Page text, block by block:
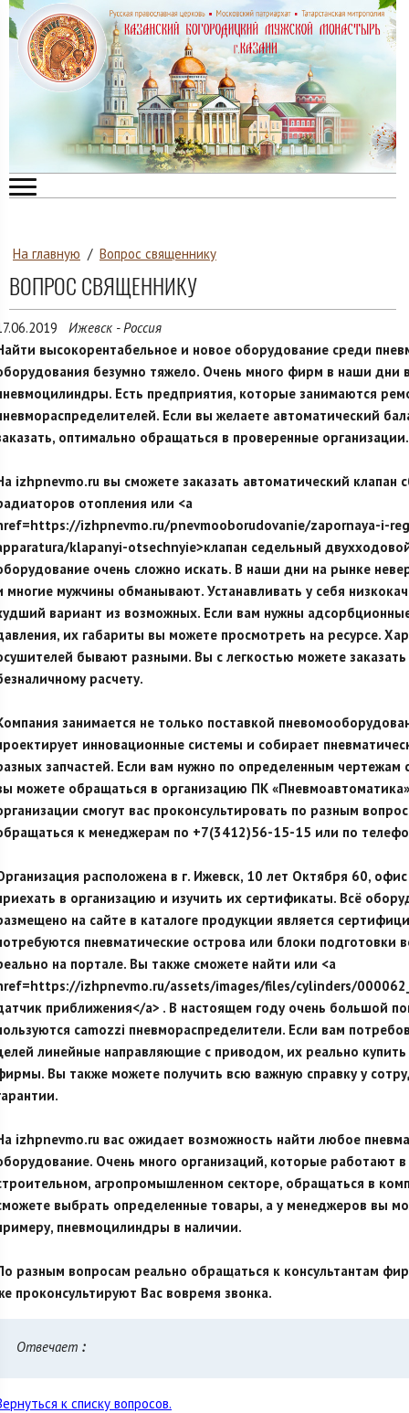
На главную / Вопрос священнику
ВОПРОС СВЯЩЕННИКУ
Ижевск - Россия
высокорентабельное и новое оборудование среди
безумно тяжело. Очень много фирм в наши дни
Есть предприятия, которые занимаются
Если вы желаете автоматический
оптимально обращаться в проверенные организации.
izhpnevmo.ru вы сможете заказать автоматический клапан
отопления или <a
izhpnevmo.ru/pnevmooborudovanie/zapornaya-i-
klapanyi-otsechnyie>клапан седельный
очень сложно искать. В наши дни на рынке
многие мужчины обманывают. Устанавливать у себя
вариант из возможных. Если вам нужны
их габариты вы можете просмотреть на ресурсе.
бывают разными. Вы с легкостью можете
расчету.
занимается не только поставкой
инновационные системы и собирает
запчастей. Если вам нужно по определенным чертежам
можете обращаться в организацию ПК
смогут вас проконсультировать по разным
к менеджерам по +7(3412)56-15-15 или по
расположена в г. Ижевск, 10 лет Октября 60,
в организацию и изучить их сертификаты. Всё
на сайте в каталоге продукции является
пневматические острова или блоки подготовки
на портале. Вы также сможете найти или <a
izhpnevmo.ru/assets/images/files/cylinders/
приближения</a> . В настоящем году очень большой
camozzi пневмораспределители. Если вам
линейные направляющие с приводом, их реально
Вы также можете получить всю важную справку у
izhpnevmo.ru вас ожидает возможность найти любое
Очень много организаций, которые работают
агропромышленном секторе, обращаться в
выбрать определенные товары, а у менеджеров вы
пневмоцилиндры в наличии.
разным вопросам реально обращаться к консультантам
проконсультируют Вас вовремя звонка.
Отвечает :
к списку вопросов.